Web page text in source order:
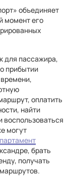
объединяет
момент его
для пассажира,
прибытии
оплатить
найти
могут
брать
получать